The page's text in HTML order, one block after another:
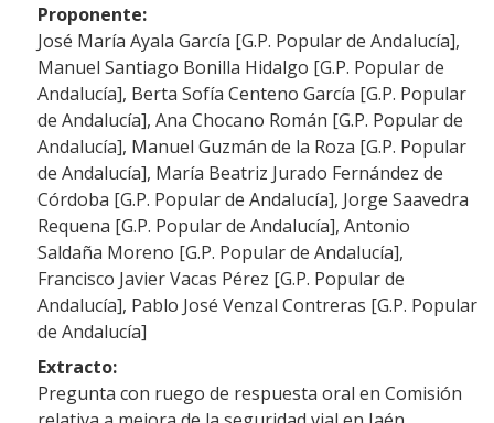
Proponente:
José María Ayala García [G.P. Popular de Andalucía],
Manuel Santiago Bonilla Hidalgo [G.P. Popular de
Andalucía], Berta Sofía Centeno García [G.P. Popular
de Andalucía], Ana Chocano Román [G.P. Popular de
Andalucía], Manuel Guzmán de la Roza [G.P. Popular
de Andalucía], María Beatriz Jurado Fernández de
Córdoba [G.P. Popular de Andalucía], Jorge Saavedra
Requena [G.P. Popular de Andalucía], Antonio
Saldaña Moreno [G.P. Popular de Andalucía],
Francisco Javier Vacas Pérez [G.P. Popular de
Andalucía], Pablo José Venzal Contreras [G.P. Popular
de Andalucía]
Extracto:
Pregunta con ruego de respuesta oral en Comisión